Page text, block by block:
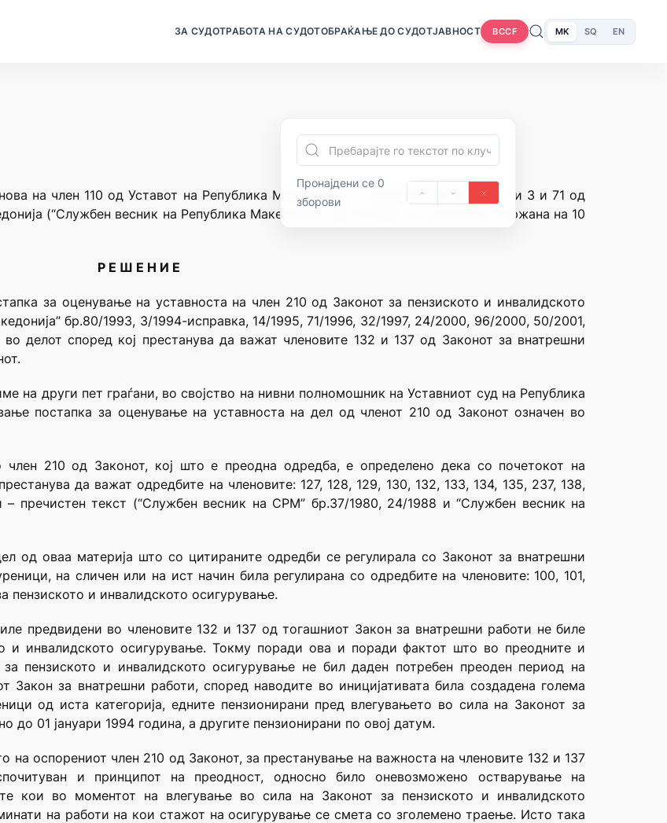
ЗА СУДОТРАБОТА НА СУДОТОБРАЌАЊЕ ДО СУДОТЈАВНОСТ BCCF MK SQ EN
Пронајдени се 0
зборови
на член 110 од Уставот на Република Македонија и членовите 28 алинеја 1 и 3 и 71 од
(“Службен весник на Република Македонија” бр.70/1992) на седницата одржана на 10
Р Е Ш Е Н И Е
за оценување на уставноста на член 210 од Законот за пензиското и инвалидското
бр.80/1993, 3/1994-исправка, 14/1995, 71/1996, 32/1997, 24/2000, 96/2000, 50/2001,
делот според кој престанува да важат членовите 132 и 137 од Законот за внатрешни
на други пет граѓани, во својство на нивни полномошник на Уставниот суд на Република
постапка за оценување на уставноста на дел од членот 210 од Законот означен во
член 210 од Законот, кој што е преодна одредба, е определено дека со почетокот на
да важат одредбите на членовите: 127, 128, 129, 130, 132, 133, 134, 135, 237, 138,
пречистен текст (“Службен весник на СРМ” бр.37/1980, 24/1988 и “Службен весник на
од оваа материја што со цитираните одредби се регулирала со Законот за внатрешни
на сличен или на ист начин била регулирана со одредбите на членовите: 100, 101,
пензиското и инвалидското осигурување.
предвидени во членовите 132 и 137 од тогашниот Закон за внатрешни работи не биле
и инвалидското осигурување. Токму поради ова и поради фактот што во преодните и
пензиското и инвалидското осигурување не бил даден потребен преоден период на
Закон за внатрешни работи, според наводите во иницијативата била создадена голема
од иста категорија, едните пензионирани пред влегувањето во сила на Законот за
до 01 јануари 1994 година, а другите пензионирани по овој датум.
на оспорениот член 210 од Законот, за престанување на важноста на членовите 132 и 137
и принципот на преодност, односно било оневозможено остварување на
кои во моментот на влегување во сила на Законот за пензиското и инвалидското
на работи на кои стажот на осигурување се смета со зголемено траење. Исто така